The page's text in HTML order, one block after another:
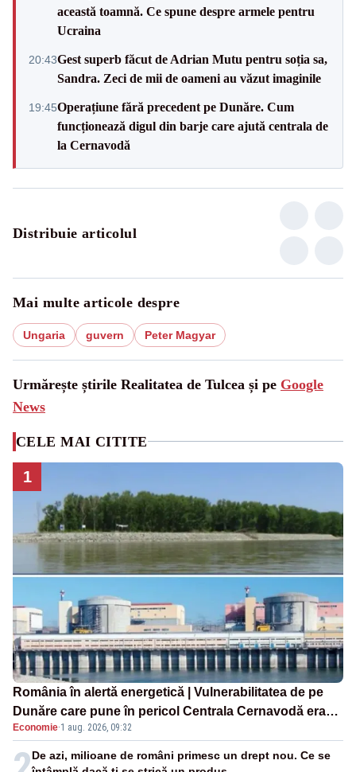
această toamnă. Ce spune despre armele pentru
Ucraina
20:43Gest superb făcut de Adrian Mutu pentru soția sa,
Sandra. Zeci de mii de oameni au văzut imaginile
19:45Operațiune fără precedent pe Dunăre. Cum
funcționează digul din barje care ajută centrala de
la Cernavodă
Distribuie articolul
Mai multe articole despre
Ungaria guvern Peter Magyar
Urmărește știrile Realitatea de Tulcea și pe Google
News
CELE MAI CITITE
1
România în alertă energetică | Vulnerabilitatea de pe
Dunăre care pune în pericol Centrala Cernavodă era
cunoscută de pe vremea lui Ceaușescu
Economie·1 aug. 2026, 09:32
De azi, milioane de români primesc un drept nou. Ce se